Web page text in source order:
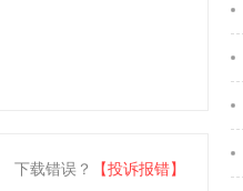
下载错误？ 【投诉报错】